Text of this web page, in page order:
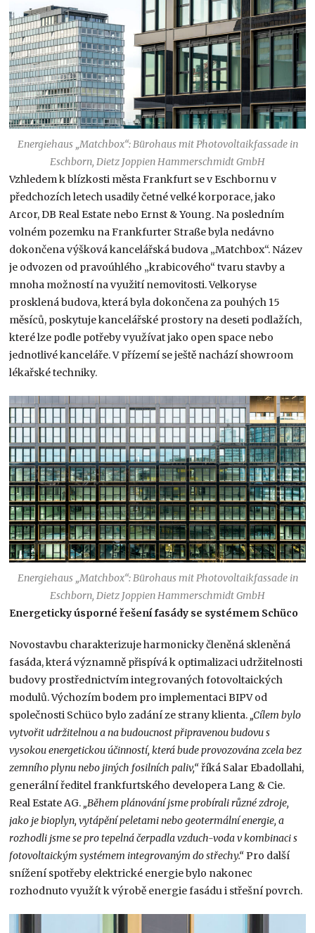
Energiehaus „Matchbox“: Bürohaus mit Photovoltaikfassade in
Eschborn, Dietz Joppien Hammerschmidt GmbH
Vzhledem k blízkosti města Frankfurt se v Eschbornu v
předchozích letech usadily četné velké korporace, jako
Arcor, DB Real Estate nebo Ernst & Young. Na posledním
volném pozemku na Frankfurter Straße byla nedávno
dokončena výšková kancelářská budova „Matchbox“. Název
je odvozen od pravoúhlého „krabicového“ tvaru stavby a
mnoha možností na využití nemovitosti. Velkoryse
prosklená budova, která byla dokončena za pouhých 15
měsíců, poskytuje kancelářské prostory na deseti podlažích,
které lze podle potřeby využívat jako open space nebo
jednotlivé kanceláře. V přízemí se ještě nachází showroom
lékařské techniky.
Energiehaus „Matchbox“: Bürohaus mit Photovoltaikfassade in
Eschborn, Dietz Joppien Hammerschmidt GmbH
Energeticky úsporné řešení fasády se systémem Schüco
Novostavbu charakterizuje harmonicky členěná skleněná
fasáda, která významně přispívá k optimalizaci udržitelnosti
budovy prostřednictvím integrovaných fotovoltaických
modulů. Výchozím bodem pro implementaci BIPV od
společnosti Schüco bylo zadání ze strany klienta. „Cílem bylo
vytvořit udržitelnou a na budoucnost připravenou budovu s
vysokou energetickou účinností, která bude provozována zcela bez
zemního plynu nebo jiných fosilních paliv,“říká Salar Ebadollahi,
generální ředitel frankfurtského developera Lang & Cie.
Real Estate AG. „Během plánování jsme probírali různé zdroje,
jako je bioplyn, vytápění peletami nebo geotermální energie, a
rozhodli jsme se pro tepelná čerpadla vzduch-voda v kombinaci s
fotovoltaickým systémem integrovaným do střechy.“ Pro další
snížení spotřeby elektrické energie bylo nakonec
rozhodnuto využít k výrobě energie fasádu i střešní povrch.